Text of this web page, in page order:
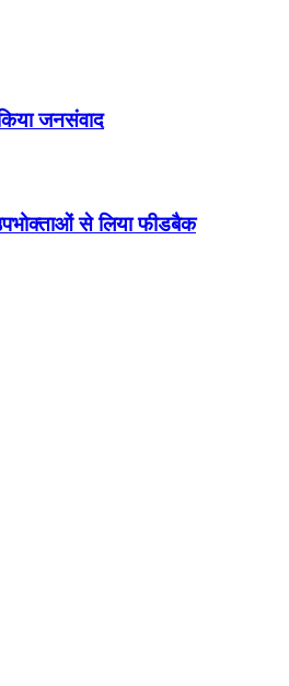
जनसंवाद
से लिया फीडबैक